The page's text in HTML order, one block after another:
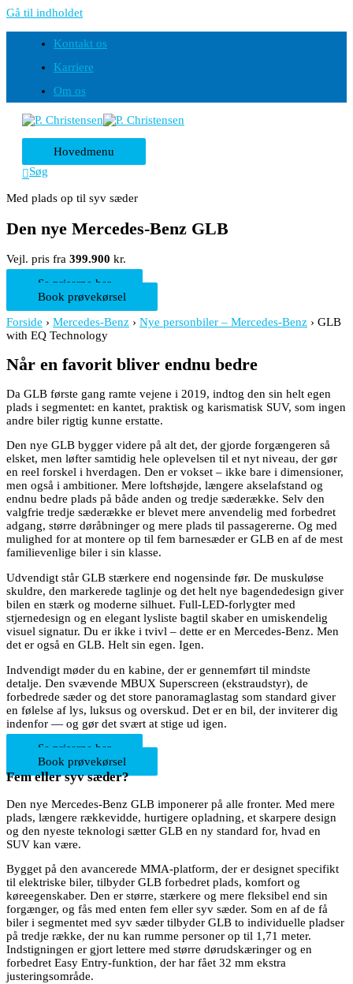
Gå til indholdet
Kontakt os
Karriere
Om os
Hovedmenu
Søg
Med plads op til syv sæder
Den nye Mercedes-Benz GLB
Vejl. pris fra 399.900 kr.
Se priserne her
Book prøvekørsel
Forside › Mercedes-Benz › Nye personbiler – Mercedes-Benz › GLB
with EQ Technology
Når en favorit bliver endnu bedre
Da GLB første gang ramte vejene i 2019, indtog den sin helt egen
plads i segmentet: en kantet, praktisk og karismatisk SUV, som ingen
andre biler rigtig kunne erstatte.
Den nye GLB bygger videre på alt det, der gjorde forgængeren så
elsket, men løfter samtidig hele oplevelsen til et nyt niveau, der gør
en reel forskel i hverdagen. Den er vokset – ikke bare i dimensioner,
men også i ambitioner. Mere loftshøjde, længere akselafstand og
endnu bedre plads på både anden og tredje sæderække. Selv den
valgfrie tredje sæderække er blevet mere anvendelig med forbedret
adgang, større døråbninger og mere plads til passagererne. Og med
mulighed for at montere op til fem barnesæder er GLB en af de mest
familievenlige biler i sin klasse.
Udvendigt står GLB stærkere end nogensinde før. De muskuløse
skuldre, den markerede taglinje og det helt nye bagendedesign giver
bilen en stærk og moderne silhuet. Full-LED-forlygter med
stjernedesign og en elegant lysliste bagtil skaber en umiskendelig
visuel signatur. Du er ikke i tvivl – dette er en Mercedes-Benz. Men
det er også en GLB. Helt sin egen. Igen.
Indvendigt møder du en kabine, der er gennemført til mindste
detalje. Den svævende MBUX Superscreen (ekstraudstyr), de
forbedrede sæder og det store panoramaglastag som standard giver
en følelse af lys, luksus og overskud. Det er en bil, der inviterer dig
indenfor — og gør det svært at stige ud igen.
Se priserne her
Book prøvekørsel
Fem eller syv sæder?
Den nye Mercedes-Benz GLB imponerer på alle fronter. Med mere
plads, længere rækkevidde, hurtigere opladning, et skarpere design
og den nyeste teknologi sætter GLB en ny standard for, hvad en
SUV kan være.
Bygget på den avancerede MMA-platform, der er designet specifikt
til elektriske biler, tilbyder GLB forbedret plads, komfort og
køreegenskaber. Den er større, stærkere og mere fleksibel end sin
forgænger, og fås med enten fem eller syv sæder. Som en af de få
biler i segmentet med syv sæder tilbyder GLB to individuelle pladser
på tredje række, der nu kan rumme personer op til 1,71 meter.
Indstigningen er gjort lettere med større dørudskæringer og en
forbedret Easy Entry-funktion, der har fået 32 mm ekstra
justeringsområde.